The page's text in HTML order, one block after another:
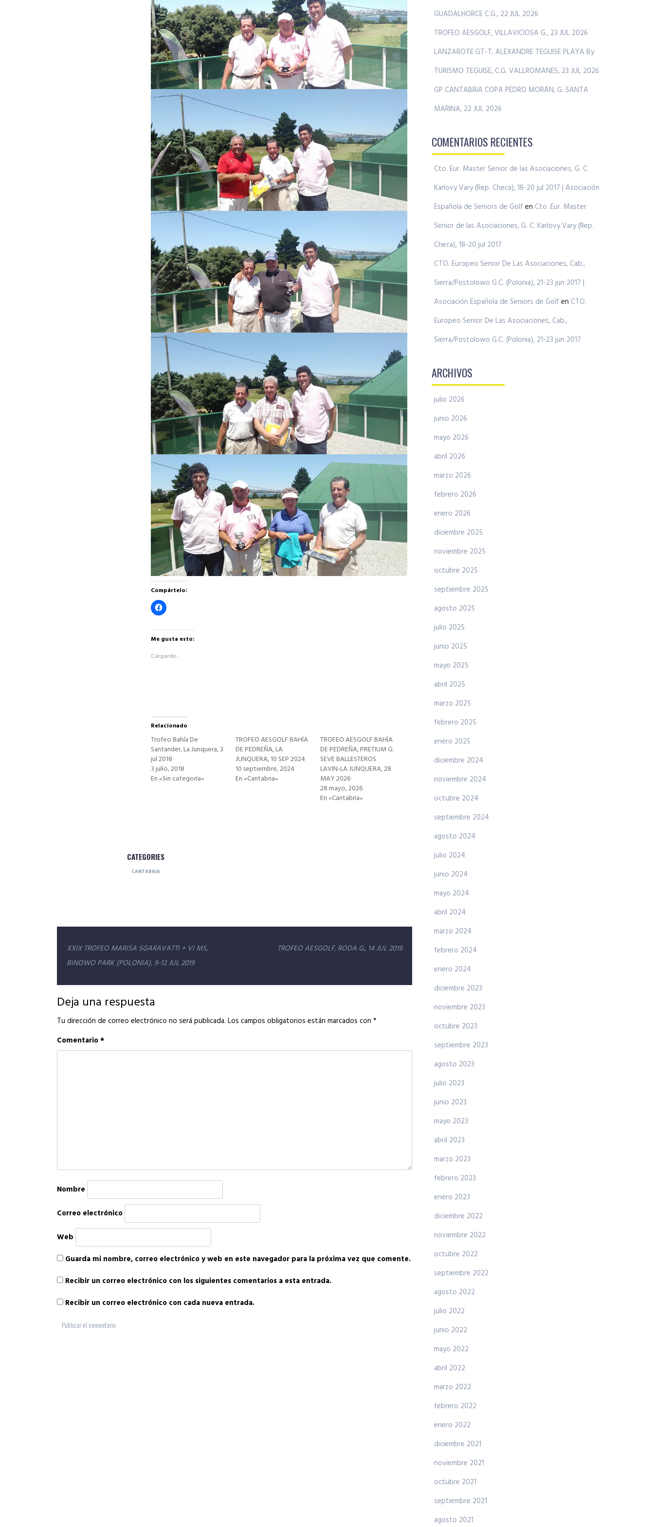
Compártelo:
Haz
clic
en
Facebook
(Se
en
Me gusta esto:
Cargando...
Relacionado
Trofeo Bahía De
Santander, La Junquera, 3
jul 2018
3 julio, 2018
En «Sin categoría»
TROFEO AESGOLF BAHÍA
DE PEDREÑA, LA
JUNQUERA, 10 SEP 2024
10 septiembre, 2024
En «Cantabria»
TROFEO AESGOLF BAHÍA
DE PEDREÑA, PRETIUM G.
SEVE BALLESTEROS
LAVIN-LA JUNQUERA, 28
MAY 2026
28 mayo, 2026
En «Cantabria»
CATEGORIES
CANTABRIA
Navegación
de
entradas
XXIX TROFEO MARISA SGARAVATTI + VI MS,
BINOWO PARK (POLONIA), 9-12 JUL 2019
TROFEO AESGOLF, RODA G., 14 JUL 2019
Deja una respuesta
Tu dirección de correo electrónico no será publicada. Los campos obligatorios están marcados con *
Comentario*
Nombre
Correo electrónico
Web
Guarda mi nombre, correo electrónico y web en este navegador para la próxima vez que comente.
Recibir un correo electrónico con los siguientes comentarios a esta entrada.
Recibir un correo electrónico con cada nueva entrada.
GUADALHORCE C.G., 22 JUL 2026
TROFEO AESGOLF, VILLAVICIOSA G., 23 JUL 2026
LANZAROTE GT-T. ALEXANDRE TEGUISE PLAYA By
TURISMO TEGUISE, C.G. VALLROMANES, 23 JUL 2026
GP CANTABRIA COPA PEDRO MORÁN, G. SANTA
MARINA, 22 JUL 2026
COMENTARIOS RECIENTES
Cto. Eur. Master Senior de las Asociaciones, G. C.
Karlovy Vary (Rep. Checa), 18-20 jul 2017 | Asociación
Española de Seniors de Golf en Cto. Eur. Master
Senior de las Asociaciones, G. C. Karlovy Vary (Rep.
Checa), 18-20 jul 2017
CTO. Europeo Senior De Las Asociaciones, Cab.,
Sierra/Postolowo G.C. (Polonia), 21-23 jun 2017 |
Asociación Española de Seniors de Golf en CTO.
Europeo Senior De Las Asociaciones, Cab.,
Sierra/Postolowo G.C. (Polonia), 21-23 jun 2017
ARCHIVOS
julio 2026
junio 2026
mayo 2026
abril 2026
marzo 2026
febrero 2026
enero 2026
diciembre 2025
noviembre 2025
octubre 2025
septiembre 2025
agosto 2025
julio 2025
junio 2025
mayo 2025
abril 2025
marzo 2025
febrero 2025
enero 2025
diciembre 2024
noviembre 2024
octubre 2024
septiembre 2024
agosto 2024
julio 2024
junio 2024
mayo 2024
abril 2024
marzo 2024
febrero 2024
enero 2024
diciembre 2023
noviembre 2023
octubre 2023
septiembre 2023
agosto 2023
julio 2023
junio 2023
mayo 2023
abril 2023
marzo 2023
febrero 2023
enero 2023
diciembre 2022
noviembre 2022
octubre 2022
septiembre 2022
agosto 2022
julio 2022
junio 2022
mayo 2022
abril 2022
marzo 2022
febrero 2022
enero 2022
diciembre 2021
noviembre 2021
octubre 2021
septiembre 2021
agosto 2021